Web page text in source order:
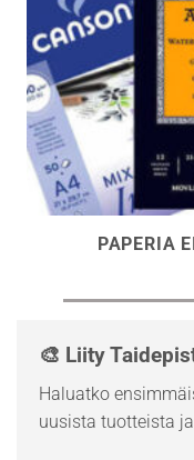
PAPERIA
🎨 Liity
Haluatko
uusista tuotteista